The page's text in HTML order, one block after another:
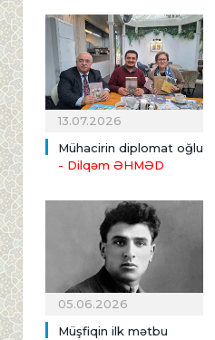
13.07.2026
Mühacirin diplomat oğlu
- Dilqəm ƏHMƏD
05.06.2026
Müşfiqin ilk mətbu